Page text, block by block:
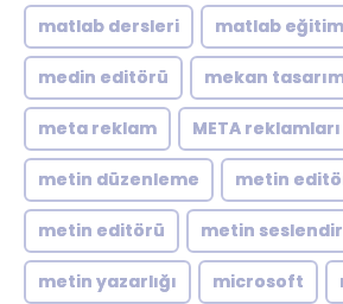
matlab dersleri matlab
medin editörü mekan
meta reklam META reklamları
metin düzenleme metin
metin editörü metin
metin yazarlığı microsoft